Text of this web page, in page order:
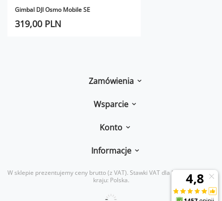
Gimbal DJI Osmo Mobile SE
319,00 PLN
Zamówienia
Wsparcie
Konto
Informacje
W sklepie prezentujemy ceny brutto (z VAT). Stawki VAT dla konsumentów z
kraju: Polska.